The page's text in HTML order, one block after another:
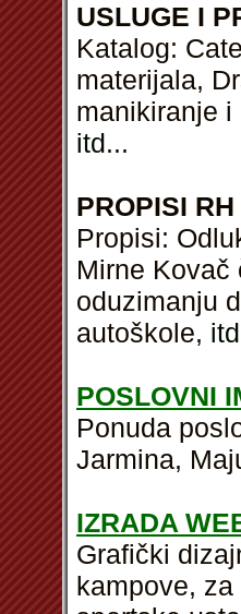
USLUGE I
Katalog:
materijala,
manikiranje
itd...
PROPISI RH
Propisi:
Mirne Kovač
oduzimanju
autoškole, itd
POSLOVNI
Ponuda
Jarmina,
IZRADA
Grafički
kampove,